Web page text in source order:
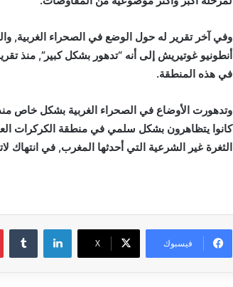
في هذه المنطقة.
كانوا يتظاهرون بشكل سلمي في منطقة الكركرات
الثغرة غير الشرعية التي أحدثها المغرب, في انتهاك
فيسبوك X
لينكدإن